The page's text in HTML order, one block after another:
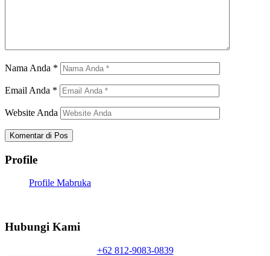
Nama Anda *
Email Anda *
Website Anda
Profile
Profile Mabruka
Hubungi Kami
+62 812-9083-0839